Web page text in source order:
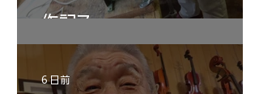
作記7
6 日前